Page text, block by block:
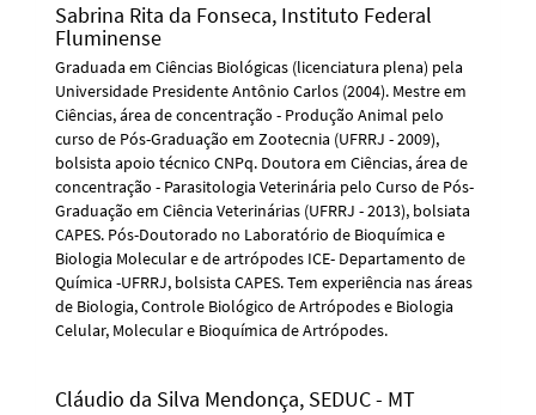
Sabrina Rita da Fonseca, Instituto Federal
Fluminense
Graduada em Ciências Biológicas (licenciatura plena) pela
Universidade Presidente Antônio Carlos (2004). Mestre em
Ciências, área de concentração - Produção Animal pelo
curso de Pós-Graduação em Zootecnia (UFRRJ - 2009),
bolsista apoio técnico CNPq. Doutora em Ciências, área de
concentração - Parasitologia Veterinária pelo Curso de Pós-
Graduação em Ciência Veterinárias (UFRRJ - 2013), bolsiata
CAPES. Pós-Doutorado no Laboratório de Bioquímica e
Biologia Molecular e de artrópodes ICE- Departamento de
Química -UFRRJ, bolsista CAPES. Tem experiência nas áreas
de Biologia, Controle Biológico de Artrópodes e Biologia
Celular, Molecular e Bioquímica de Artrópodes.
Cláudio da Silva Mendonça, SEDUC - MT